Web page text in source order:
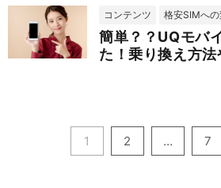
コンテンツ 格安SIMへ
簡単？？UQモバ
た！乗り換え方法
1 2 … 7